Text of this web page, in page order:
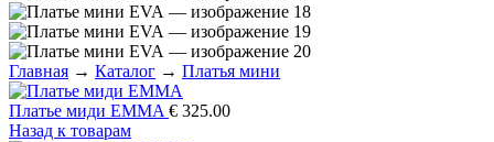
Главная → Каталог → Платья мини
Платье миди EMMA € 325.00
Назад к товарам